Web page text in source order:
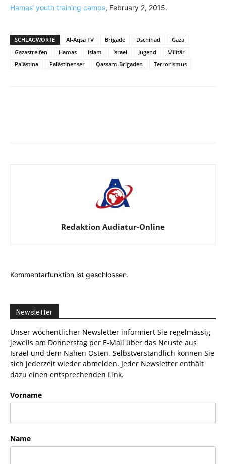
Hamas‘ youth training camps, February 2, 2015.
SCHLAGWORTE Al-Aqsa TV Brigade Dschihad
Gaza
Gazastreifen
Hamas Islam Israel Jugend
Militär
Palästina
Palästinenser Qassam-Brigaden Terrorismus
Redaktion Audiatur-Online
Kommentarfunktion ist geschlossen.
Newsletter
Unser wöchentlicher Newsletter informiert Sie regelmässig
jeweils am Donnerstag per E-Mail über das Neuste aus
Israel und dem Nahen Osten. Selbstverständlich können Sie
sich jederzeit wieder abmelden. Jeder Newsletter enthält
dazu einen entsprechenden Link.
Vorname
Name